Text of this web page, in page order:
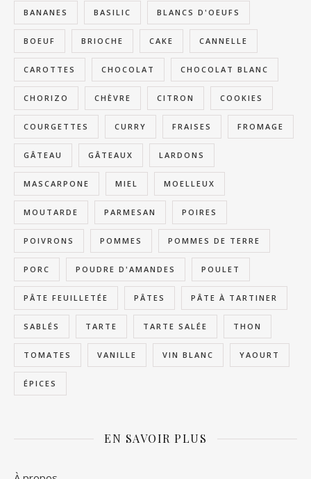
BANANES BASILIC BLANCS D'OEUFS
BOEUF BRIOCHE CAKE CANNELLE
CAROTTES CHOCOLAT CHOCOLAT BLANC
CHORIZO CHÈVRE CITRON COOKIES
COURGETTES CURRY FRAISES FROMAGE
GÂTEAU GÂTEAUX LARDONS
MASCARPONE MIEL MOELLEUX
MOUTARDE PARMESAN POIRES
POIVRONS POMMES POMMES DE TERRE
PORC POUDRE D'AMANDES POULET
PÂTE FEUILLETÉE PÂTES PÂTE À TARTINER
SABLÉS TARTE TARTE SALÉE THON
TOMATES VANILLE VIN BLANC YAOURT
ÉPICES
EN SAVOIR PLUS